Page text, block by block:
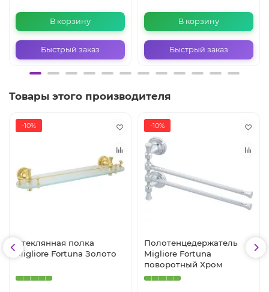
В корзину
Быстрый заказ
В корзину
Быстрый заказ
Товары этого производителя
-10%
Стеклянная полка
Migliore Fortuna Золото
-10%
Полотенцедержатель
Migliore Fortuna
поворотный Хром